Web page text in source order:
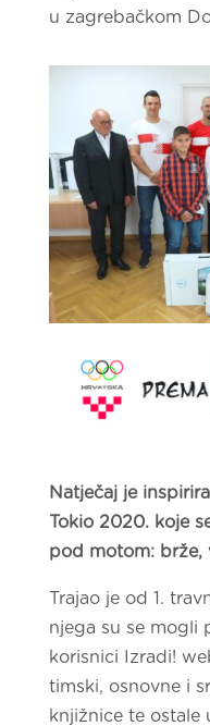
u zagrebačkom
Natječaj je
Tokio 2020. koje
pod motom: brže,
Trajao je od 1.
njega su se mogli
korisnici Izradi!
timski, osnovne i
knjižnice te ostale